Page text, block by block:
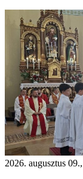
2026. augusztus